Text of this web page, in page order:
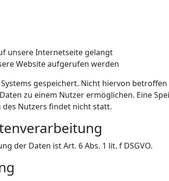
unsere Internetseite gelangt
Website aufgerufen werden
gespeichert. Nicht hiervon betroffen
zu einem Nutzer ermöglichen. Eine
Nutzers findet nicht statt.
der Daten ist Art. 6 Abs. 1 lit. f DSGVO.